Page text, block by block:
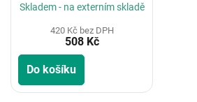
Skladem - na externím skladě
420 Kč bez DPH
508 Kč
Do košíku